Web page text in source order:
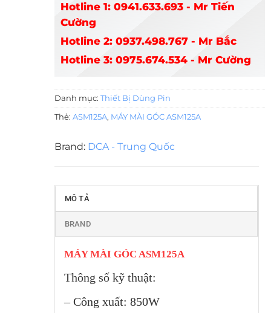
Hotline 1: 0941.633.693 - Mr Tiến
Cường
Hotline 2: 0937.498.767 - Mr Bắc
Hotline 3: 0975.674.534 - Mr Cường
Danh mục: Thiết Bị Dùng Pin
Thẻ: ASM125A, MÁY MÀI GÓC ASM125A
Brand: DCA - Trung Quốc
MÔ TẢ
BRAND
MÁY MÀI GÓC ASM125A
Thông số kỹ thuật:
– Công xuất: 850W